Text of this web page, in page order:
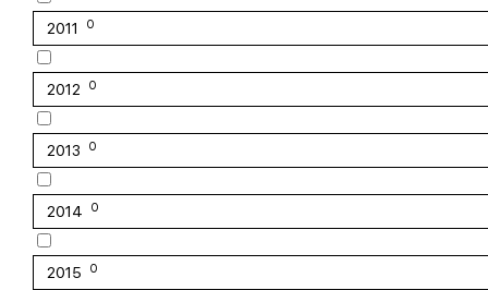
2011 0
2012 0
2013 0
2014 0
2015 0